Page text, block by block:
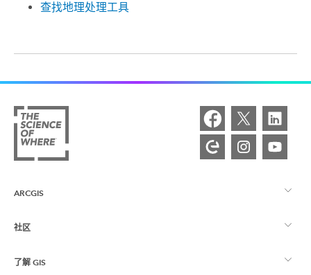
查找地理处理工具
ARCGIS
ArcGIS 概览
制图
社区
Esri 社区
了解 GIS